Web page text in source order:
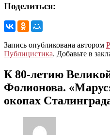
Поделиться:
Запись опубликована автором
Публицистика. Добавьте в
К 80-летию
Фолионова.
окопах